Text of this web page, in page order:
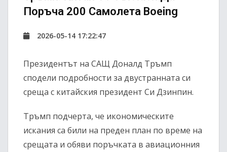
Поръча 200 Самолета Boeing
2026-05-14 17:22:47
Президентът на САЩ Доналд Тръмп
сподели подробности за двустранната си
среща с китайския президент Си Дзинпин.
Тръмп подчерта, че икономическите
искания са били на преден план по време на
срещата и обяви поръчката в авиационния